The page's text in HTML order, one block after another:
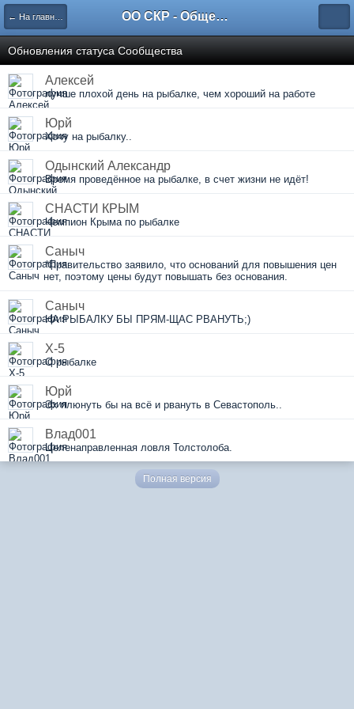
← На главную ОО СКР - Общественная Организация "Севастопольский Клуб Рыболовов"
Обновления статуса Сообщества
Алексей
лучше плохой день на рыбалке, чем хороший на работе
Юрй
Хочу на рыбалку..
Одынский Александр
Время проведённое на рыбалке, в счет жизни не идёт!
СНАСТИ КРЫМ
Чемпион Крыма по рыбалке
Саныч
*Правительство заявило, что оснований для повышения цен
нет, поэтому цены будут повышать без основания.
Саныч
НА РЫБАЛКУ БЫ ПРЯМ-ЩАС РВАНУТЬ;)
X-5
О рыбалке
Юрй
Эх плюнуть бы на всё и рвануть в Севастополь..
Влад001
Целенаправленная ловля Толстолоба.
Полная версия